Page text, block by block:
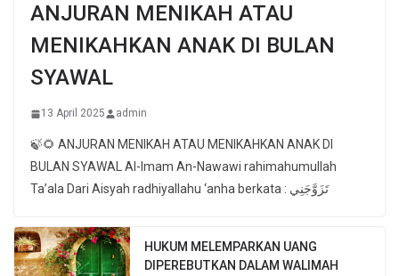
ANJURAN MENIKAH ATAU
MENIKAHKAN ANAK DI BULAN
SYAWAL
13 April 2025 admin
🍃🌻 ANJURAN MENIKAH ATAU MENIKAHKAN ANAK DI
BULAN SYAWAL Al-Imam An-Nawawi rahimahumullah
Ta’ala Dari Aisyah radhiyallahu ‘anha berkata : تَزَوَّجَنِي
HUKUM MELEMPARKAN UANG
DIPEREBUTKAN DALAM WALIMAH